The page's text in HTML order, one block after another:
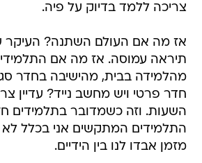
צריכה ללמד בדיוק על פיה.
אז מה אם העולם השתנה?
תיראה עמוסה. אז מה אם
מהלמידה בבית, מהישיבה בחדר
חדר פרטי ויש מחשב נייד? עדיין
השעות. וזה כשמדובר בתלמידים
התלמידים המתקשים אני בכלל
מזמן אבדו לנו בין הידיים.